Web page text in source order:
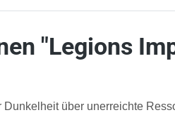
"Legions
über unerreichte